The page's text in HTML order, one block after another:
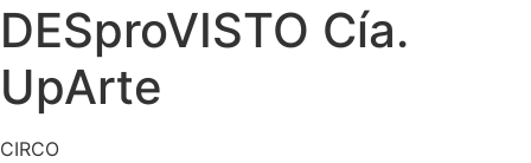
DESproVISTO Cía.
UpArte
CIRCO